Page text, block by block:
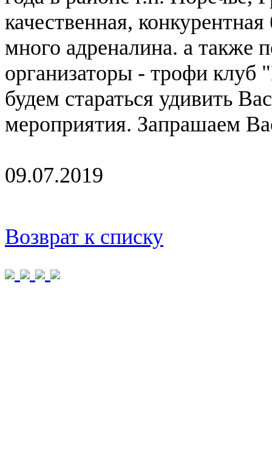
качественная,
много адреналина. а также
организаторы - трофи клуб
будем стараться удивить
мероприятия. Запрашаем
09.07.2019
Возврат к списку